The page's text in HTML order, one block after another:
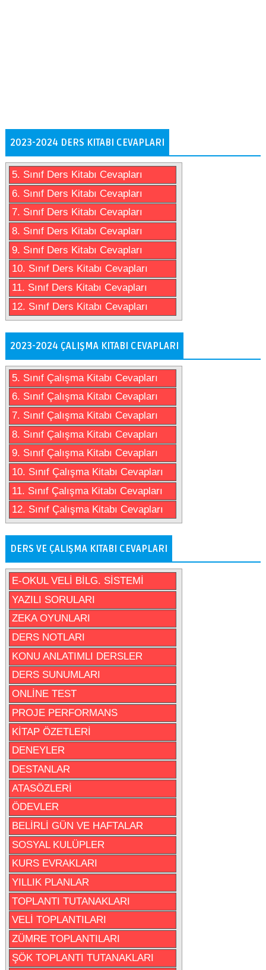
2023-2024 DERS KITABI CEVAPLARI
5. Sınıf Ders Kitabı Cevapları
6. Sınıf Ders Kitabı Cevapları
7. Sınıf Ders Kitabı Cevapları
8. Sınıf Ders Kitabı Cevapları
9. Sınıf Ders Kitabı Cevapları
10. Sınıf Ders Kitabı Cevapları
11. Sınıf Ders Kitabı Cevapları
12. Sınıf Ders Kitabı Cevapları
2023-2024 ÇALIŞMA KITABI CEVAPLARI
5. Sınıf Çalışma Kitabı Cevapları
6. Sınıf Çalışma Kitabı Cevapları
7. Sınıf Çalışma Kitabı Cevapları
8. Sınıf Çalışma Kitabı Cevapları
9. Sınıf Çalışma Kitabı Cevapları
10. Sınıf Çalışma Kitabı Cevapları
11. Sınıf Çalışma Kitabı Cevapları
12. Sınıf Çalışma Kitabı Cevapları
DERS VE ÇALIŞMA KITABI CEVAPLARI
E-OKUL VELİ BİLG. SİSTEMİ
YAZILI SORULARI
ZEKA OYUNLARI
DERS NOTLARI
KONU ANLATIMLI DERSLER
DERS SUNUMLARI
ONLİNE TEST
PROJE PERFORMANS
KİTAP ÖZETLERİ
DENEYLER
DESTANLAR
ATASÖZLERİ
ÖDEVLER
BELİRLİ GÜN VE HAFTALAR
SOSYAL KULÜPLER
KURS EVRAKLARI
YILLIK PLANLAR
TOPLANTI TUTANAKLARI
VELİ TOPLANTILARI
ZÜMRE TOPLANTILARI
ŞÖK TOPLANTI TUTANAKLARI